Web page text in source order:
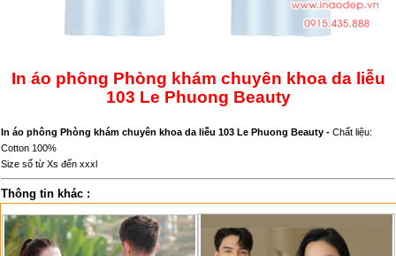
In áo phông Phòng khám chuyên khoa da liễu
103 Le Phuong Beauty
In áo phông Phòng khám chuyên khoa da liễu 103 Le Phuong Beauty - Chất liệu:
Cotton 100%
Size số từ Xs đến xxxl
Thông tin khác :